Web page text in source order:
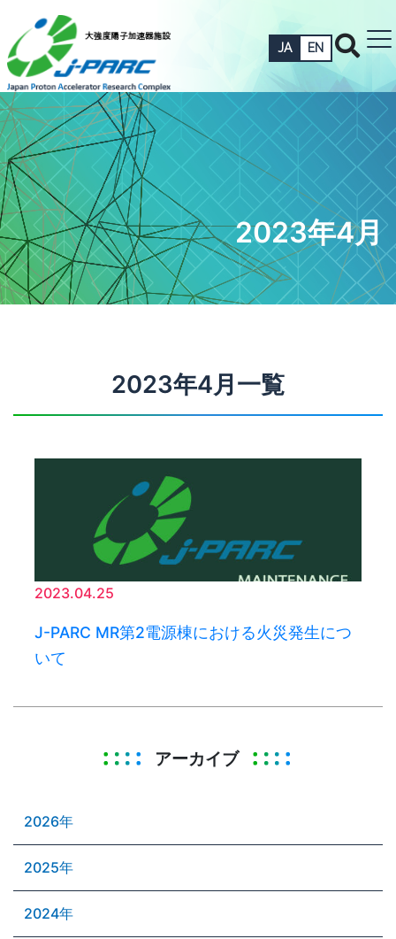
JA EN
2023年4月
2023年4月一覧
2023.04.25
J-PARC MR第2電源棟における火災発生につ
いて
アーカイブ
2026年
2025年
2024年